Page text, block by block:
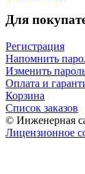
Для
Регистрация
Напомнить
Изменить
Оплата и
Корзина
Список заказов
© Инженерная
Лицензионное